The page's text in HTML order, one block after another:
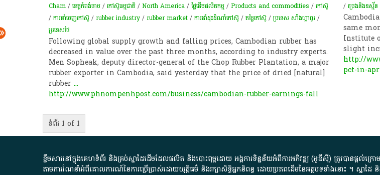
Cham/ខេត្តកំពង់ចាម/កៅស៊ូ​ធម្មជាតិ​/North America/​ថ្លៃដើម​ផលិតកម្ម​/Products and commodities /កៅស៊ូ
/ការ​នាំ​ចេញ​កៅស៊ូ​/rubber industry/rubber market/ការ​ដាំដុះ​ដំណាំ​​កៅស៊ូ​/តម្លៃ​កៅស៊ូ​/ប្រទេស សាំងហ្គាពួរ/
ប្រទេសថៃ
Following global supply growth and falling prices, Cambodian rubber has
decreased in value over the past three months, according to industry experts.
Men Sopheak, deputy director-general of the Chop Rubber Plantation, a major
rubber exporter in Cambodia, said yesterday that the price of dried [natural]
rubber ...
http://www.phnompenhpost.com/business/cambodian-rubber-earnings-fall
/ប្រេងនិងឧស្ម័ន
same
Institute
slight
http://
pct-in-
ទំព័រ 1 of 1
ខ្លឹមសារ​នៅ​ក្នុង​គេហទំព័រ និង​គ្រប់​ស្នា​ដៃ​ដើម​ដែល​ផលិត​ និង​បោះពុម្ព​ដោយ​ អង្គការ​ទិន្នន័យ​អំពី​ការអភិវឌ្ឍ​​ (អូ​ឌី​ស៊ី)​ ត្រូវ​បាន​ផ្តល់​ក្រោម​
តាមការ​ណែនាំ​អំពី​គោលការណ៍​នៃ​ការ​ប្រើប្រាស់​ដោយ​យុត្តិធម៌​ និង​រក្សាសិទ្ធិអ្នកនិពន្ធ ដោយ​ប្រភពដើម​នៃ​​អត្ថបទទាំង​នោះ​ ។​ ស្នា